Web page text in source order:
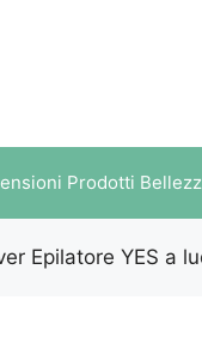
Prodotti
Epilatore YES a